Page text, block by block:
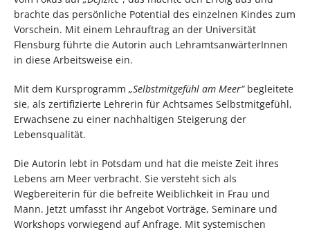
brachte das persönliche Potential des einzelnen Kindes zum
Vorschein. Mit einem Lehrauftrag an der Universität
Flensburg führte die Autorin auch LehramtsanwärterInnen
in diese Arbeitsweise ein.
Mit dem Kursprogramm „Selbstmitgefühl am Meer“begleitete
sie, als zertifizierte Lehrerin für Achtsames Selbstmitgefühl,
Erwachsene zu einer nachhaltigen Steigerung der
Lebensqualität.
Die Autorin lebt in Potsdam und hat die meiste Zeit ihres
Lebens am Meer verbracht. Sie versteht sich als
Wegbereiterin für die befreite Weiblichkeit in Frau und
Mann. Jetzt umfasst ihr Angebot Vorträge, Seminare und
Workshops vorwiegend auf Anfrage. Mit systemischen